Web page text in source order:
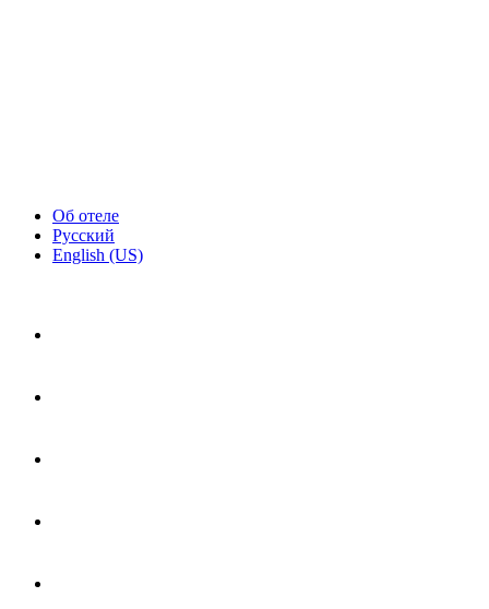
Об отеле
Русский
English (US)